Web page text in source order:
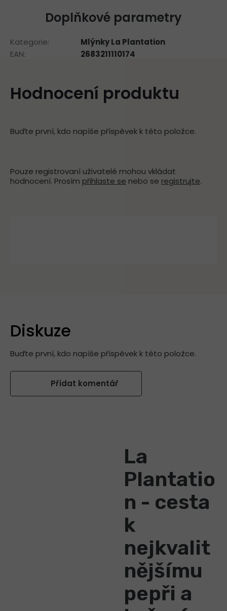
Doplňkové parametry
Kategorie:
Mlýnky La Plantation
EAN: 2683211110174
Hodnocení produktu
Buďte první, kdo napíše příspěvek k této položce.
Pouze registrovaní uživatelé mohou vkládat
hodnocení. Prosím přihlaste se nebo se registrujte.
Diskuze
Buďte první, kdo napíše příspěvek k této položce.
Přidat komentář
La
Plantatio
n - cesta
k
nejkvalit
nějšímu
pepři a